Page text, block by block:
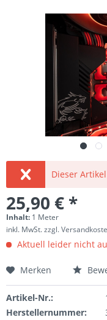
Dieser
25,90 € *
Inhalt: 1 Meter
inkl. MwSt.zzgl.
Aktuell leider nicht
Merken
Artikel-Nr.:
Herstellernummer: